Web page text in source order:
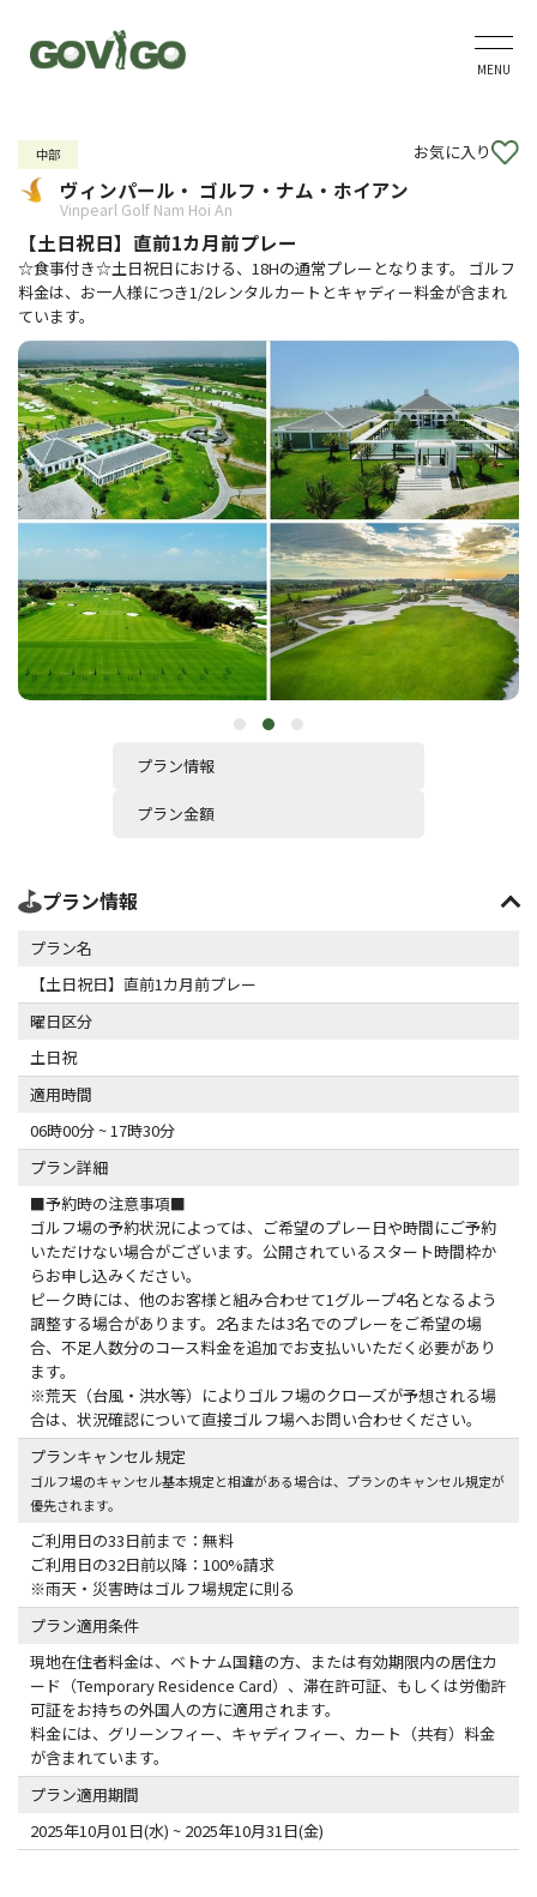
MENU
中部 お気に入り
ヴィンパール・ ゴルフ・ナム・ホイアン
Vinpearl Golf Nam Hoi An
【土日祝日】直前1カ月前プレー
☆食事付き☆土日祝日における、18Hの通常プレーとなります。 ゴルフ
料金は、お一人様につき1/2レンタルカートとキャディー料金が含まれ
ています。
プラン情報
プラン金額
プラン情報
プラン名
【土日祝日】直前1カ月前プレー
曜日区分
土日祝
適用時間
06時00分 ~ 17時30分
プラン詳細
■予約時の注意事項■
ゴルフ場の予約状況によっては、ご希望のプレー日や時間にご予約
いただけない場合がございます。公開されているスタート時間枠か
らお申し込みください。
ピーク時には、他のお客様と組み合わせて1グループ4名となるよう
調整する場合があります。2名または3名でのプレーをご希望の場
合、不足人数分のコース料金を追加でお支払いいただく必要があり
ます。
※荒天（台風・洪水等）によりゴルフ場のクローズが予想される場
合は、状況確認について直接ゴルフ場へお問い合わせください。
プランキャンセル規定
ゴルフ場のキャンセル基本規定と相違がある場合は、プランのキャンセル規定が
優先されます。
ご利用日の33日前まで：無料
ご利用日の32日前以降：100%請求
※雨天・災害時はゴルフ場規定に則る
プラン適用条件
現地在住者料金は、ベトナム国籍の方、または有効期限内の居住カ
ード（Temporary Residence Card）、滞在許可証、もしくは労働許
可証をお持ちの外国人の方に適用されます。
料金には、グリーンフィー、キャディフィー、カート（共有）料金
が含まれています。
プラン適用期間
2025年10月01日(水) ~ 2025年10月31日(金)